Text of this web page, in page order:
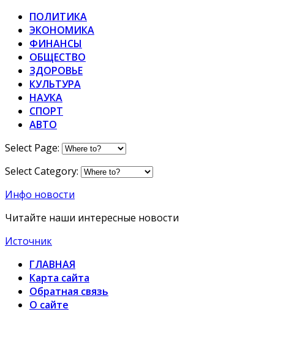
ПОЛИТИКА
ЭКОНОМИКА
ФИНАНСЫ
ОБЩЕСТВО
ЗДОРОВЬЕ
КУЛЬТУРА
НАУКА
СПОРТ
АВТО
Select Page:
Select Category:
Инфо новости
Читайте наши интересные новости
Источник
ГЛАВНАЯ
Карта сайта
Обратная связь
О сайте